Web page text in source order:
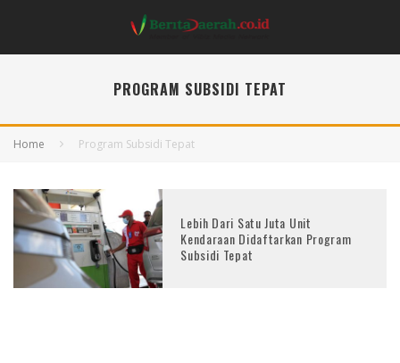
PROGRAM SUBSIDI TEPAT
Home Program Subsidi Tepat
Lebih Dari Satu Juta Unit
Kendaraan Didaftarkan Program
Subsidi Tepat